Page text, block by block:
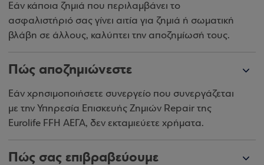
Εάν κάποια ζημιά που περιλαμβάνει το
ασφαλιστήριό σας γίνει αιτία για ζημιά ή σωματική
βλάβη σε άλλους, καλύπτει την αποζημίωσή τους.
Πώς αποζημιώνεστε
Εάν χρησιμοποιήσετε συνεργείο που συνεργάζεται
με την Υπηρεσία Επισκευής Ζημιών Repair της
Eurolife FFH ΑΕΓΑ, δεν εκταμιεύετε χρήματα.
Πώς σας επιβραβεύουμε